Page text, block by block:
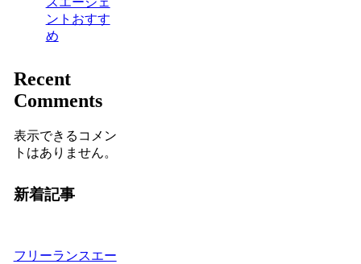
ントおすす
め
Recent
Comments
表示できるコメン
トはありません。
新着記事
フリーランスエー